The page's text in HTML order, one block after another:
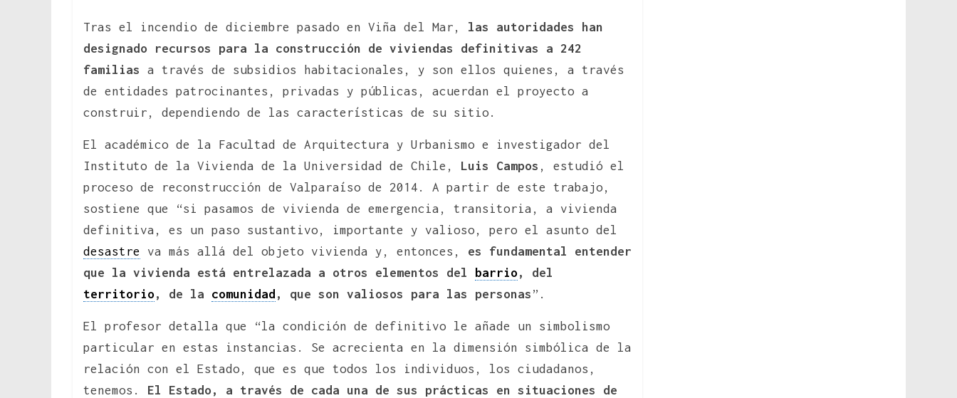
Tras el incendio de diciembre pasado en Viña del Mar, las autoridades han
designado recursos para la construcción de viviendas definitivas a 242
familias a través de subsidios habitacionales, y son ellos quienes, a través
de entidades patrocinantes, privadas y públicas, acuerdan el proyecto a
construir, dependiendo de las características de su sitio.
El académico de la Facultad de Arquitectura y Urbanismo e investigador del
Instituto de la Vivienda de la Universidad de Chile,
Luis Campos , estudió el
proceso de reconstrucción de Valparaíso de 2014. A partir de este trabajo,
sostiene que “si pasamos de vivienda de emergencia, transitoria, a vivienda
definitiva, es un paso sustantivo, importante y valioso, pero el asunto del
desastre va más allá del objeto vivienda y, entonces, es fundamental entender
que la vivienda está entrelazada a otros elementos del barrio, del
territorio, de la comunidad , que son valiosos para las personas ”.
El profesor detalla que “la condición de definitivo le añade un simbolismo
particular en estas instancias. Se acrecienta en la dimensión simbólica de la
relación con el Estado, que es que todos los individuos, los ciudadanos,
tenemos.
El Estado, a través de cada una de sus prácticas en situaciones de